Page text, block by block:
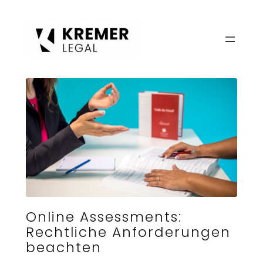
Online Assessments:
Rechtliche Anforderungen
beachten